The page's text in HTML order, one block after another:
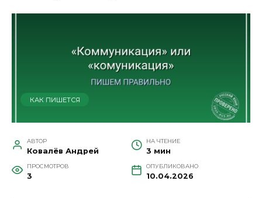
КАК ПИШЕТСЯ
АВТОР
Ковалёв Андрей
НА ЧТЕНИЕ
3 мин
ПРОСМОТРОВ
3
ОПУБЛИКОВАНО
10.04.2026